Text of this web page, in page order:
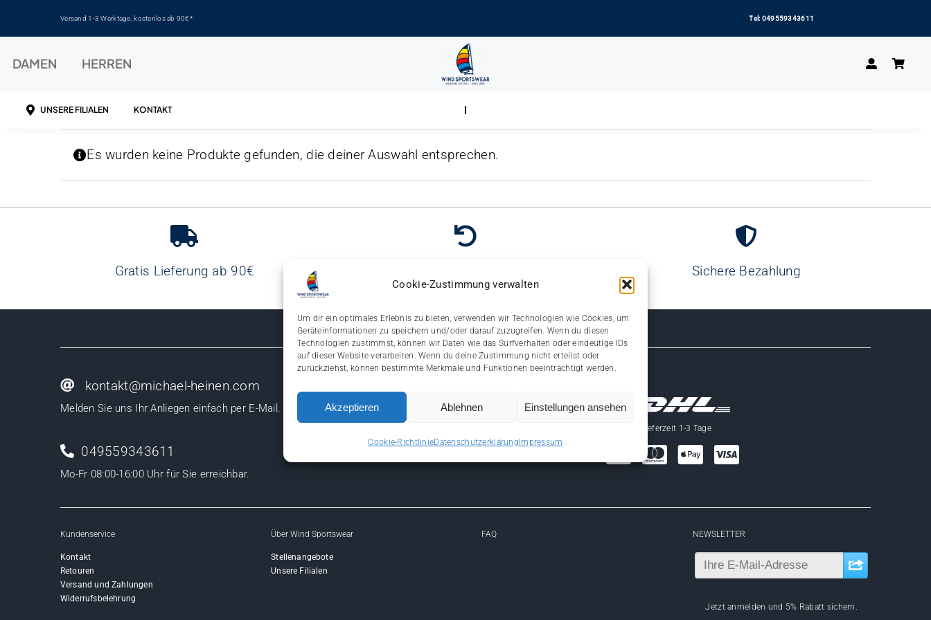
Cookie-Zustimmung verwalten
Um dir ein optimales Erlebnis zu bieten, verwenden wir Technologien wie Cookies, um
Geräteinformationen zu speichern und/oder darauf zuzugreifen. Wenn du diesen
Technologien zustimmst, können wir Daten wie das Surfverhalten oder eindeutige IDs
auf dieser Website verarbeiten. Wenn du deine Zustimmung nicht erteilst oder
zurückziehst, können bestimmte Merkmale und Funktionen beeinträchtigt werden.
Akzeptieren Ablehnen Einstellungen ansehen
Cookie-RichtlinieDatenschutzerklärung Impressum
Versand 1-3 Werktage, kostenlos ab 90€* Tel: 049559343611
DAMEN HERREN
UNSERE FILIALEN KONTAKT
Es wurden keine Produkte gefunden, die deiner Auswahl entsprechen.
Gratis Lieferung ab 90€ Sichere Bezahlung
kontakt@michael-heinen.com
Melden Sie uns Ihr Anliegen einfach per E-Mail.
049559343611
Mo-Fr 08:00-16:00 Uhr für Sie erreichbar.
Lieferzeit 1-3 Tage
Kundenservice
Kontakt
Retouren
Versand und Zahlungen
Widerrufsbelehrung
Über Wind Sportswear
Stellenangebote
Unsere Filialen
FAQ NEWSLETTER
Jetzt anmelden und 5% Rabatt sichern.